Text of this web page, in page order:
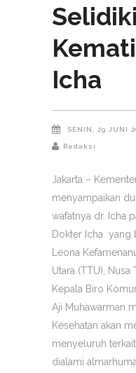
Icha
SENIN, 29 JUNI
Redaksi
Jakarta –
menyampaikan
wafatnya dr. Icha
Dokter Icha yang
Leona
Utara (TTU), Nusa
Kepala Biro
Aji Muhawarman
Kesehatan akan
menyeluruh
dialami